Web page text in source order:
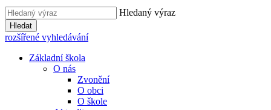
Hledaný výraz
Hledat
rozšířené vyhledávání
Základní škola
O nás
Zvonění
O obci
O škole